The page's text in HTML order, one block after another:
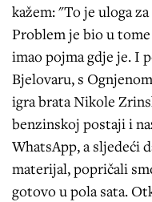
kažem: "To je uloga
Problem je bio u
imao pojma gdje je. I
Bjelovaru, s
igra brata Nikole
benzinskoj postaji i
WhatsApp, a sljedeći
materijal, popričali
gotovo u pola sata.